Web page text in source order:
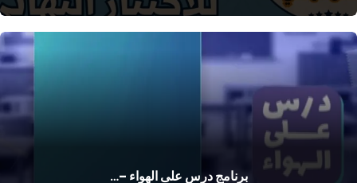
برنامج درس على الهواء –…